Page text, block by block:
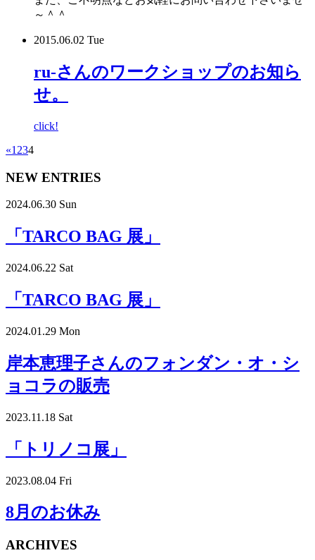
～＾＾
2015.06.02 Tue
ru-さんのワークショップのお知ら
せ。
click!
«1 234
NEW ENTRIES
2024.06.30 Sun
「TARCO BAG 展」
2024.06.22 Sat
「TARCO BAG 展」
2024.01.29 Mon
岸本恵理子さんのフォンダン・オ・シ
ョコラの販売
2023.11.18 Sat
「トリノコ展」
2023.08.04 Fri
8月のお休み
ARCHIVES